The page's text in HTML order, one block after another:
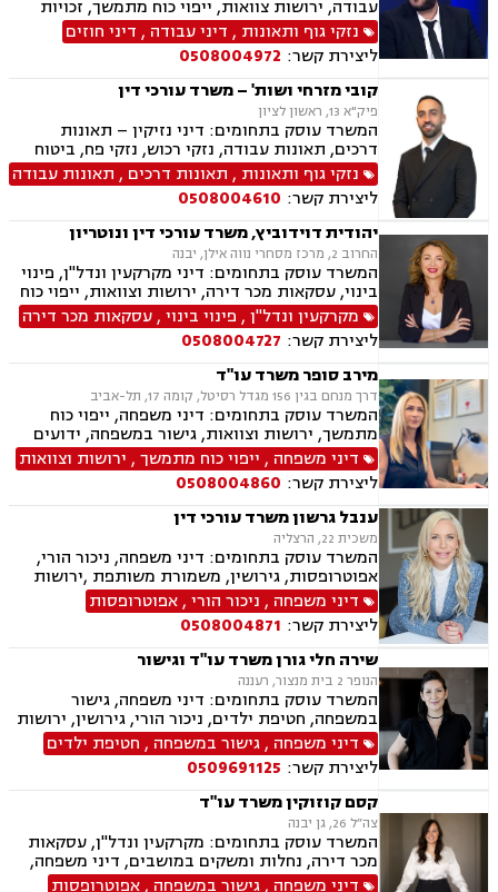
עבודה, ירושות צוואות, ייפוי כוח מתמשך, זכויות
נשים בהריון ,לשון הרע
נזקי גוף ותאונות , דיני עבודה , דיני חוזים
ליצירת קשר: 0508004972
קובי מזרחי ושות' – משרד עורכי דין
פיק"א 13, ראשון לציון
המשרד עוסק בתחומים: דיני נזיקין – תאונות
דרכים, תאונות עבודה, נזקי רכוש, נזקי פח, ביטוח
לאומי – נכות מעבודה, נכות כללית, דיני עבודה –
הטרדות מיניות במקום העבודה, התעמרות, הלנת
שכר, משרד הביטחון, ליטיגציה אזרחית, ייפוי כוח
מתמשך, משפט מסחרי, צוואות, ירושות, הסכמי
ממון, הסכמי פרידה
נזקי גוף ותאונות , תאונות דרכים , תאונות עבודה
ליצירת קשר: 0508004610
יהודית דוידוביץ, משרד עורכי דין ונוטריון
החרוב 2, מרכז מסחרי נווה אילן, יבנה
המשרד עוסק בתחומים: דיני מקרקעין ונדל"ן, פינוי
בינוי, עסקאות מכר דירה, ירושות וצוואות, ייפוי כוח
מתמשך, מיסוי נדל"ן, תמ"א 38, הסכמי ממון,
מושבים וקיבוצים, מגרשים לבניה.
מקרקעין ונדל"ן, פינוי בינוי,עסקאות מכר דירה
ליצירת קשר: 0508004727
מירב סופר משרד עו"ד
דרך מנחם בגין 156 מגדל רסיטל, קומה 17, תל-אביב
המשרד עוסק בתחומים: דיני משפחה, ייפוי כוח
מתמשך, ירושות וצוואות, גישור במשפחה, ידועים
בציבור, אפוטרופסות, הסכמי ממון, תביעות אבהות,
מזונות, גירושין, משמורת משותפת, הורות חד
מינית, נשואים אזרחיים, טוען רבני, חלוקת רכוש,
מעמד אישי, תיאום הורי, ניכור הורי, זמני שהות
דיני משפחה , ייפוי כוח מתמשך, ירושות וצוואות
ליצירת קשר: 0508004860
ענבל גרשון משרד עורכי דין
משכית 22, הרצליה
המשרד עוסק בתחומים: דיני משפחה, ניכור הורי,
אפוטרופסות, גירושין, משמורת משותפת ,ירושות
וצוואות, לשון הרע, ייפוי כוח מתמשך
דיני משפחה , ניכור הורי,אפוטרופסות
ליצירת קשר: 0508004871
שירה חלי גורן משרד עו"ד וגישור
הנופר 2 בית מנצור, רעננה
המשרד עוסק בתחומים: דיני משפחה, גישור
במשפחה, חטיפת ילדים, ניכור הורי, גירושין, ירושות
וצוואות, ייפוי כוח מתמשך, אפוטרופסות, משמורת,
מזונות, אבהות, מעמד אישי, חלוקת רכוש, תיאום
הורי, ידועים בציבור, הסכמי ממון, זמני שהות, הורות
חד מינית, נישואים אזרחיים, חלוקת רכוש
דיני משפחה ,גישור במשפחה , חטיפת ילדים
ליצירת קשר: 0509691125
קסם קוזוקין משרד עו"ד
צה״ל 26, גן יבנה
המשרד עוסק בתחומים: מקרקעין ונדל"ן, עסקאות
מכר דירה, נחלות ומשקים במושבים, דיני משפחה,
גישור במשפחה, אפוטרופסות, הסכמי ממון, אבהות,
דיני משפחה ,גישור במשפחה ,אפוטרופסות